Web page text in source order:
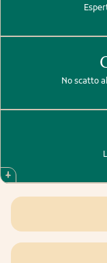
No scatto